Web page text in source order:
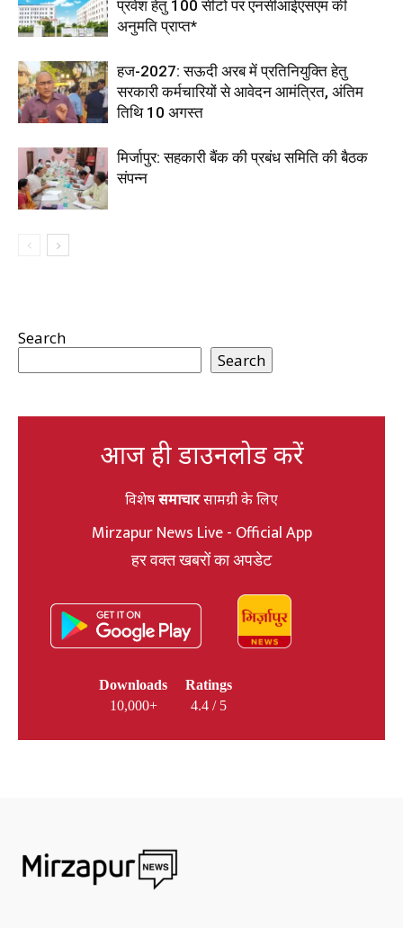
प्रवेश हेतु 100 सीटों पर एनसीआईएसएम की
अनुमति प्राप्त*
हज-2027: सऊदी अरब में प्रतिनियुक्ति हेतु
सरकारी कर्मचारियों से आवेदन आमंत्रित, अंतिम
तिथि 10 अगस्त
मिर्जापुर: सहकारी बैंक की प्रबंध समिति की बैठक
संपन्न
Search
Search
आज ही डाउनलोड करें
विशेषसमाचारसामग्री के लिए
Mirzapur News Live - Official App
हर वक्त खबरों का अपडेट
Downloads
10,000+
Ratings
4.4 / 5